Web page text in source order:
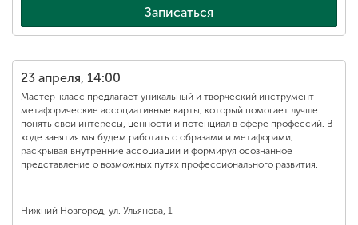
Записаться
23 апреля, 14:00
Мастер-класс предлагает уникальный и творческий инструмент —
метафорические ассоциативные карты, который помогает лучше
понять свои интересы, ценности и потенциал в сфере профессий. В
ходе занятия мы будем работать с образами и метафорами,
раскрывая внутренние ассоциации и формируя осознанное
представление о возможных путях профессионального развития.
Нижний Новгород, ул. Ульянова, 1